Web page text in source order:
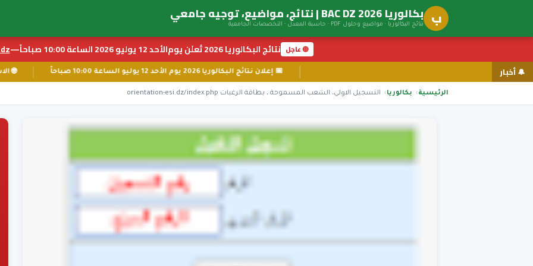
ب بكالوريا BAC DZ 2026 | نتائج، مواضيع، توجيه جامعي
نتائج البكالوريا · مواضيع وحلول PDF · حاسبة المعدل · التخصصات الجامعية
🔴 عاجل نتائج البكالوريا 2026 تُعلَن يوم الأحد 12 يوليو 2026 الساعة 10:00 صباحاً —
←
🔔 أخبار 📅 إعلان نتائج البكالوريا 2026 يوم الأحد 12 يوليو الساعة 10:00 صباحاً
الرئيسية بكالوريا التسجيل الاولي، الشعب المسموحة ، بطاقة الرغبات orientation-esi.dz/index.php